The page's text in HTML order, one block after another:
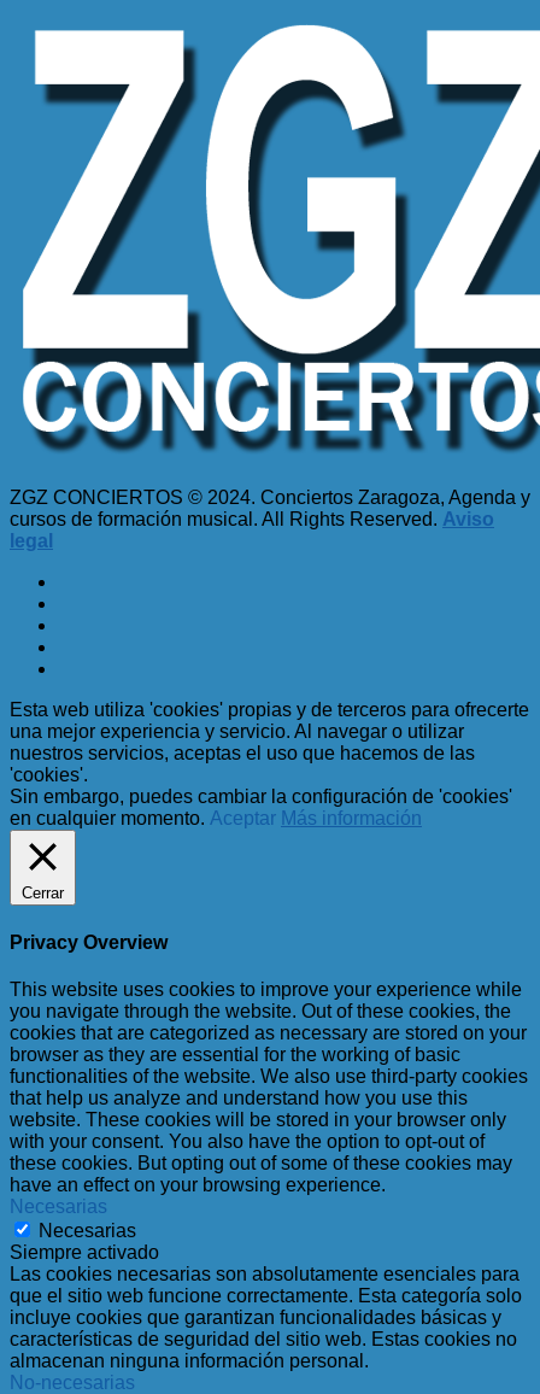
ZGZ CONCIERTOS © 2024. Conciertos Zaragoza, Agenda y
cursos de formación musical. All Rights Reserved. Aviso
legal
Esta web utiliza 'cookies' propias y de terceros para ofrecerte
una mejor experiencia y servicio. Al navegar o utilizar
nuestros servicios, aceptas el uso que hacemos de las
'cookies'.
Sin embargo, puedes cambiar la configuración de 'cookies'
en cualquier momento. Aceptar Más información
Cerrar
Privacy Overview
This website uses cookies to improve your experience while
you navigate through the website. Out of these cookies, the
cookies that are categorized as necessary are stored on your
browser as they are essential for the working of basic
functionalities of the website. We also use third-party cookies
that help us analyze and understand how you use this
website. These cookies will be stored in your browser only
with your consent. You also have the option to opt-out of
these cookies. But opting out of some of these cookies may
have an effect on your browsing experience.
Necesarias
Necesarias
Siempre activado
Las cookies necesarias son absolutamente esenciales para
que el sitio web funcione correctamente. Esta categoría solo
incluye cookies que garantizan funcionalidades básicas y
características de seguridad del sitio web. Estas cookies no
almacenan ninguna información personal.
No-necesarias